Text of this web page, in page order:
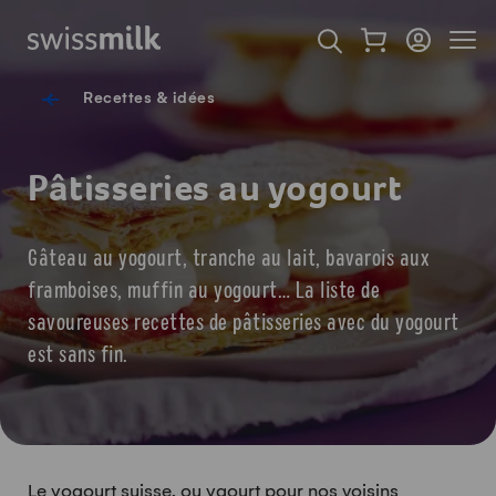
Page d'accueil
Ouvrir l'onglet de
Afficher mon
Connexion
Recettes & idées
Pâtisseries au yogourt
Gâteau au yogourt, tranche au lait, bavarois aux
framboises, muffin au yogourt… La liste de
savoureuses recettes de pâtisseries avec du yogourt
est sans fin.
Le yogourt suisse, ou yaourt pour nos voisins